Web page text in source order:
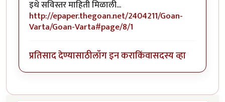
इथे सविस्तर माहिती मिळाली...
http://epaper.thegoan.net/2404211/Goan-
Varta/Goan-Varta#page/8/1
प्रतिसाद देण्यासाठीलॉग इन कराकिंवासदस्य व्हा